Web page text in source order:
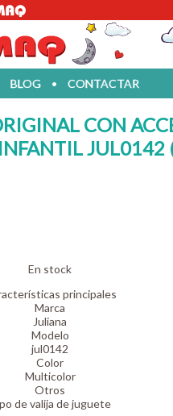
BLOG • CONTACTAR
CON
En stock
principales
Marca
Juliana
Modelo
jul0142
Color
Multicolor
Otros
de valija de juguete